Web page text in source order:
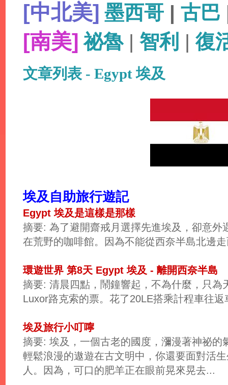
[中北美] 墨西哥 | 古巴
[南美] 祕魯| 智利 |復
文章列表 - Egypt 埃及
埃及自助旅行遊記
Egypt 埃及是這樣是那樣
摘要: 為了避開齋戒月選擇先進埃及，卻意外
在荒野的咖啡館。因為不能從西奈半島北邊
環遊世界 第8天 Egypt 埃及 - 離開西奈半島
摘要: 清晨四點，鬧鐘響起，不為什麼，只為
Luxor路克索的票。花了20LE搭乘計程車往返
埃及旅行小叮嚀
摘要: 埃及，一個古老的國度，瀰漫著神祕的
輕鬆浪漫的遨遊在古文明中，你還要面對活
人。因為，可口的肥羊正在眼前晃來晃去...